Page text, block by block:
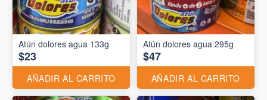
Atún dolores agua 133g
$23
AÑADIR AL CARRITO
Atún dolores agua 295g
$47
AÑADIR AL CARRITO